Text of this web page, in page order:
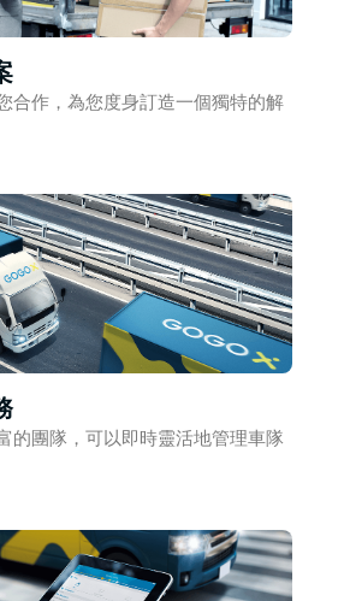
合作，為您度身訂造一個獨特的解
的團隊，可以即時靈活地管理車隊